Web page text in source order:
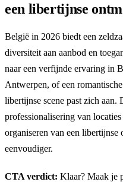
een libertijnse
België in 2026 biedt een
diversiteit aan aanbod en
naar een verfijnde ervaring in
Antwerpen, of een
libertijnse scene past zich
professionalisering van
organiseren van een
eenvoudiger.
CTA verdict: Klaar? Maak je